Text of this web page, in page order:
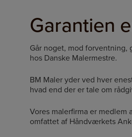
Garantien
Går noget, mod
hos Danske Malermestre.
BM Maler yder ved hver
hvad end der er tale om
Vores malerfirma er medlem
omfattet af Håndværkets